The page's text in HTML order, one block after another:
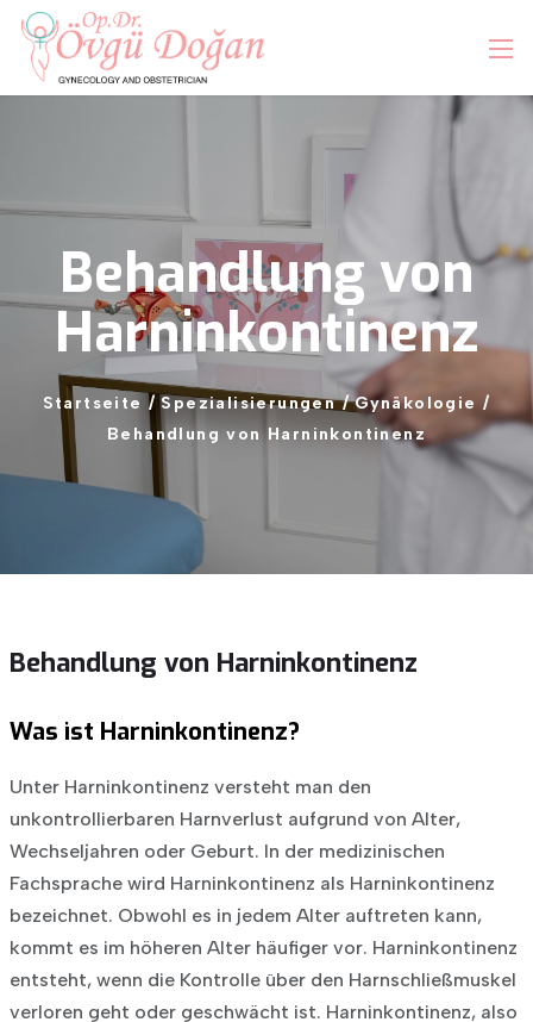
Behandlung von
Harninkontinenz
Startseite / Spezialisierungen / Gynäkologie /
Behandlung von Harninkontinenz
Behandlung von Harninkontinenz
Was ist Harninkontinenz?
Unter Harninkontinenz versteht man den
unkontrollierbaren Harnverlust aufgrund von Alter,
Wechseljahren oder Geburt. In der medizinischen
Fachsprache wird Harninkontinenz als Harninkontinenz
bezeichnet. Obwohl es in jedem Alter auftreten kann,
kommt es im höheren Alter häufiger vor. Harninkontinenz
entsteht, wenn die Kontrolle über den Harnschließmuskel
verloren geht oder geschwächt ist. Harninkontinenz, also